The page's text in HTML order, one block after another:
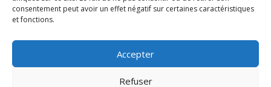
consentement peut avoir un effet négatif sur certaines caractéristiques
et fonctions.
Accepter
Refuser
Tous droits réservés –Blog